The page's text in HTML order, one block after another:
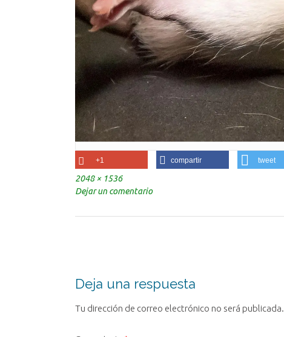
+1 compartir tweet
Tamaño
completo
2048 × 1536
Dejar un comentario
entrada
Deja una respuesta
Tu dirección de correo electrónico no será publicada.